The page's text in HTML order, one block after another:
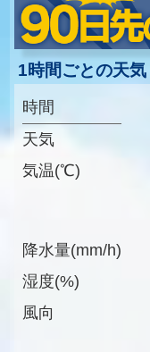
1時間ごとの天気
時間
天気
気温(℃)
降水量(mm/h)
湿度(%)
風向